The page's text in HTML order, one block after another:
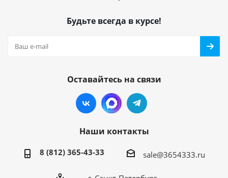
Будьте всегда в курсе!
Оставайтесь на связи
Наши контакты
8 (812) 365-43-33 sale@3654333.ru